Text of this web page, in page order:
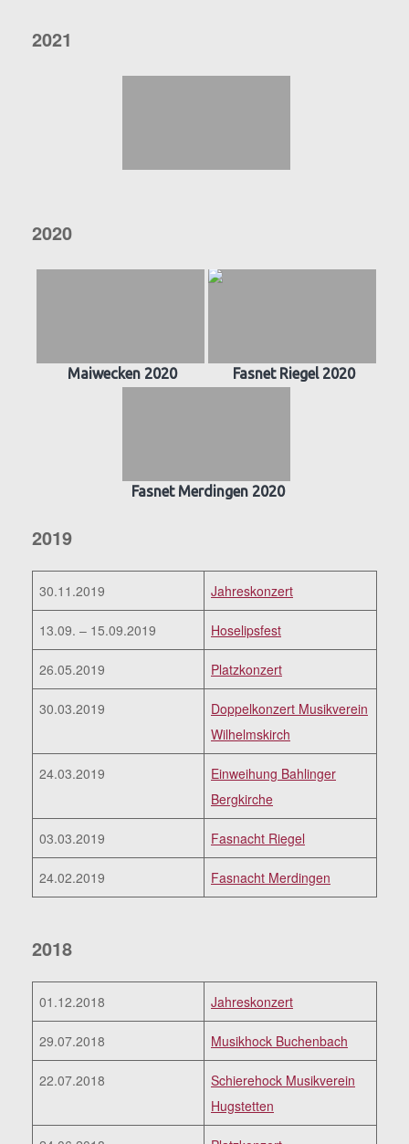
2021
2020
Maiwecken 2020 Fasnet Riegel 2020
Fasnet Merdingen 2020
2019
30.11.2019 Jahreskonzert
13.09. – 15.09.2019 Hoselipsfest
26.05.2019 Platzkonzert
30.03.2019
Doppelkonzert Musikverein
Wilhelmskirch
24.03.2019
Einweihung Bahlinger
Bergkirche
03.03.2019 Fasnacht Riegel
24.02.2019 Fasnacht Merdingen
2018
01.12.2018 Jahreskonzert
29.07.2018 Musikhock Buchenbach
22.07.2018
Schierehock Musikverein
Hugstetten